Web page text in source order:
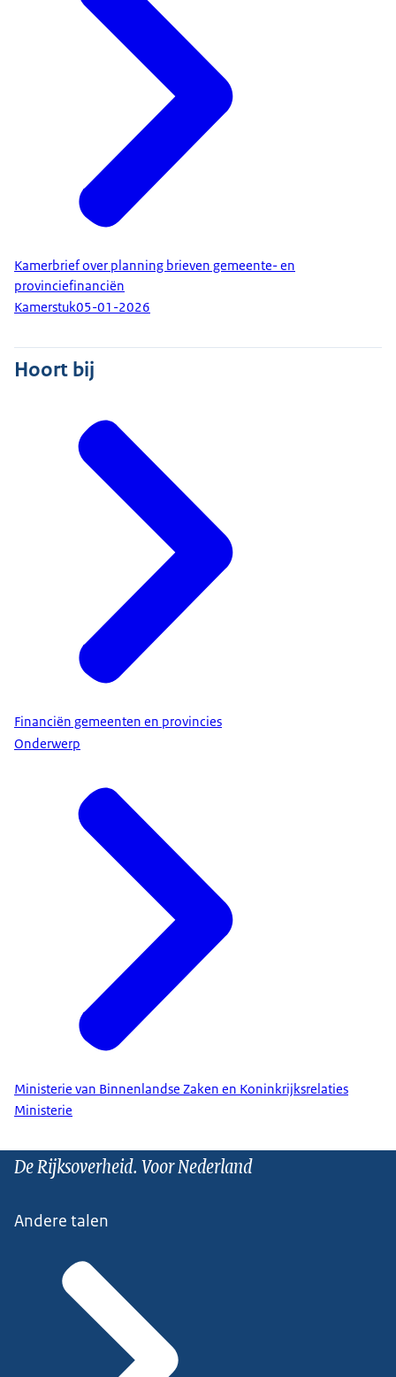
Kamerbrief over planning brieven gemeente- en
provinciefinanciën
Kamerstuk05-01-2026
Hoort bij
Financiën gemeenten en provincies
Onderwerp
Ministerie van Binnenlandse Zaken en Koninkrijksrelaties
Ministerie
De Rijksoverheid. Voor Nederland
Andere talen